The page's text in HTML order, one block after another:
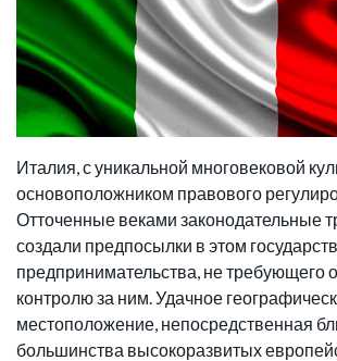
Италия, с уникальной многовековой
основоположником правового
Отточенные веками законодательные
создали предпосылки в этом
предпринимательства, не требующего
контролю за ним. Удачное
местоположение, непосредственная
большинства высокоразвитых